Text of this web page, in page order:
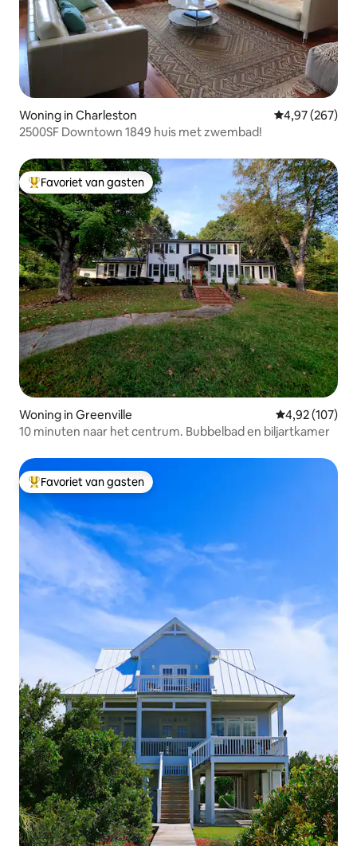
Woning in Charleston Gemiddelde
4,97 (267)
2500SF Downtown 1849 huis met zwembad!
Topfavoriet van gasten
Favoriet van gasten
Woning in Greenville Gemiddelde
4,92 (107)
10 minuten naar het centrum. Bubbelbad en biljartkamer
Topfavoriet van gasten
Favoriet van gasten